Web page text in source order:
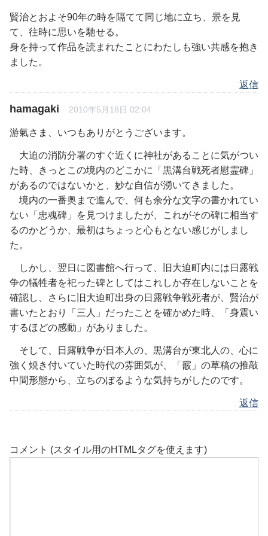
賢治とおよそ90年の時を隔てて同じ地に立ち、景を見
て、往時に思いを馳せる。
身を持って作品を読まれたことにわたしも強い共感を抱き
ました。
返信
hamagaki 2010年5月18日 02:04
游氣さま、いつもありがとうございます。
大迫の消防分署のすぐ近くに神社があることに気がつい
た時、きっとこの境内のどこかに「黒溝台戦死者慰霊碑」
があるのではないかと、妙な自信が湧いてきました。
境内の一番奥まで進んで、何も余分な文字の書かれてい
ない「忠魂碑」を見つけましたが、これがその碑に相当す
るのかどうか、最初はちょっと心もとない感じがしまし
た。
しかし、翌日に図書館へ行って、旧大迫町内には日露戦
争の犠牲者を祀った碑としてはこれしか存在しないことを
確認し、さらに旧大迫町出身の日露戦争戦死者が、賢治が
書いたとおり「三人」だったことを確かめた時、「身震い
するほどの感動」がありました。
そして、日露戦争が日本人の、黒溝台が東北人の、心に
強く焼き付いていた時代の雰囲気が、「霰」の草稿の推敲
中間形態から、立ちのぼるような気持ちがしたのです。
返信
コメント (スタイル用のHTMLタグを使えます)